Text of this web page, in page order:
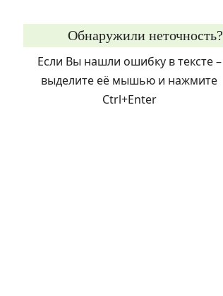
Обнаружили неточность?
Если Вы нашли ошибку в тексте –
выделите её мышью и нажмите
Ctrl+Enter